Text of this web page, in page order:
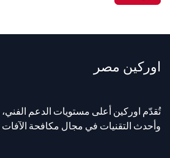
اوركين مصر
تُقدّم اوركين أعلى مستويات الدعم
وأحدث التقنيات في مجال مكافحة الآفات